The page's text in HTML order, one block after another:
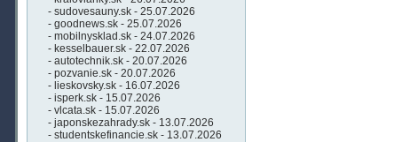
- sudovesauny.sk - 25.07.2026
- goodnews.sk - 25.07.2026
- mobilnysklad.sk - 24.07.2026
- kesselbauer.sk - 22.07.2026
- autotechnik.sk - 20.07.2026
- pozvanie.sk - 20.07.2026
- lieskovsky.sk - 16.07.2026
- isperk.sk - 15.07.2026
- vlcata.sk - 15.07.2026
- japonskezahrady.sk - 13.07.2026
- studentskefinancie.sk - 13.07.2026